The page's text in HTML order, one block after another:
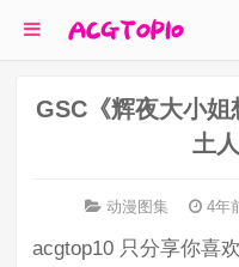
GSC《辉夜大小
土
动漫图集 4年
acgtop10 只分享你喜